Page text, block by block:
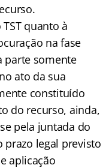
quanto à
na fase
parte somente
ato da sua
constituído
do recurso, ainda,
pela juntada do
legal previsto
aplicação